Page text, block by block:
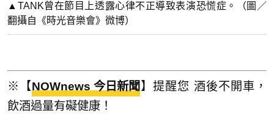
▲TANK曾在節目上透露心律不正導致表演恐慌症。（圖／
翻攝自《時光音樂會》微博）
※【NOWnews 今日新聞】提醒您 酒後不開車，
飲酒過量有礙健康！